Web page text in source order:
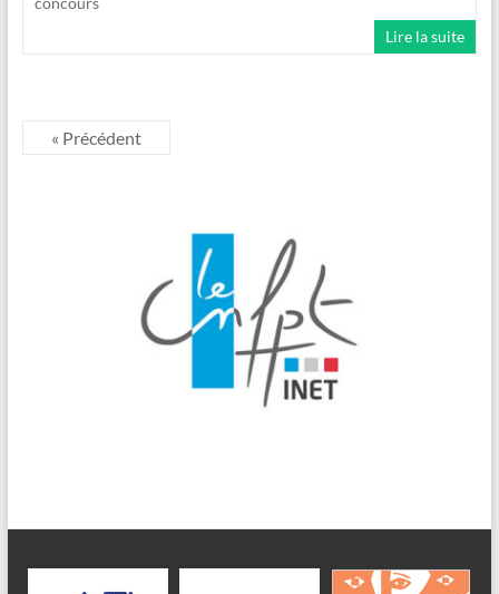
Lire la suite
« Précédent